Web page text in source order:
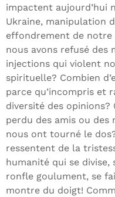
impactent aujourd’hui
Ukraine, manipulation
effondrement de
nous avons refusé des
injections qui violent
spirituelle? Combien
parce qu’incompris et
diversité des opinions?
perdu des amis ou
nous ont tourné le
ressentent de la
humanité qui se divise,
ronfle goulument, se
montre du doigt!